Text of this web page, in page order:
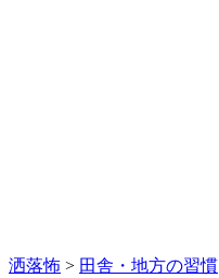
洒落怖 > 田舎・地方の習慣